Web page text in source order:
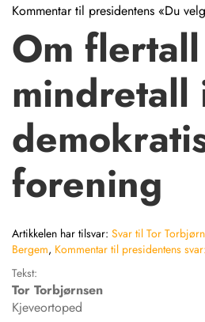
Kommentar til presidentens «Du
Om
mindretall
forening
Artikkelen har tilsvar: Svar til Tor
Bergem, Kommentar til presidentens svar:
Tekst:
Tor Torbjørnsen
Kjeveortoped